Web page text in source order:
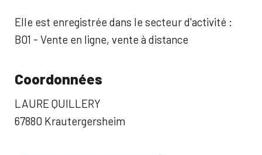
Elle est enregistrée dans le secteur d'activité :
B01 - Vente en ligne, vente à distance
Coordonnées
LAURE QUILLERY
67880 Krautergersheim